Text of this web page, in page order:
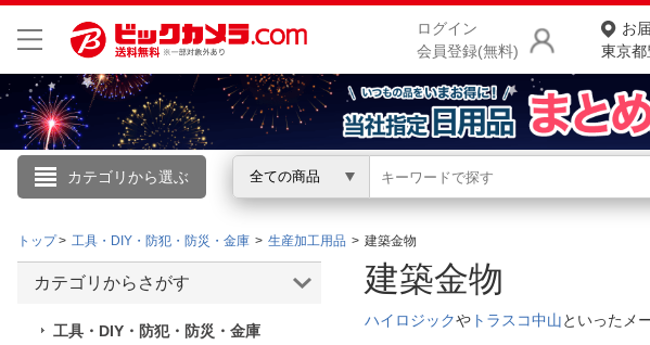
ログイン
会員登録(無料)
お
東京
カテゴリから選ぶ 全ての商品
こんにちは
ログイン
トップ 工具・DIY・防犯・防災・金庫 生産加工用品 建築金物
建築金物
ハイロジックや トラスコ中山といったメ
カテゴリからさがす
工具・DIY・防犯・防災・金庫